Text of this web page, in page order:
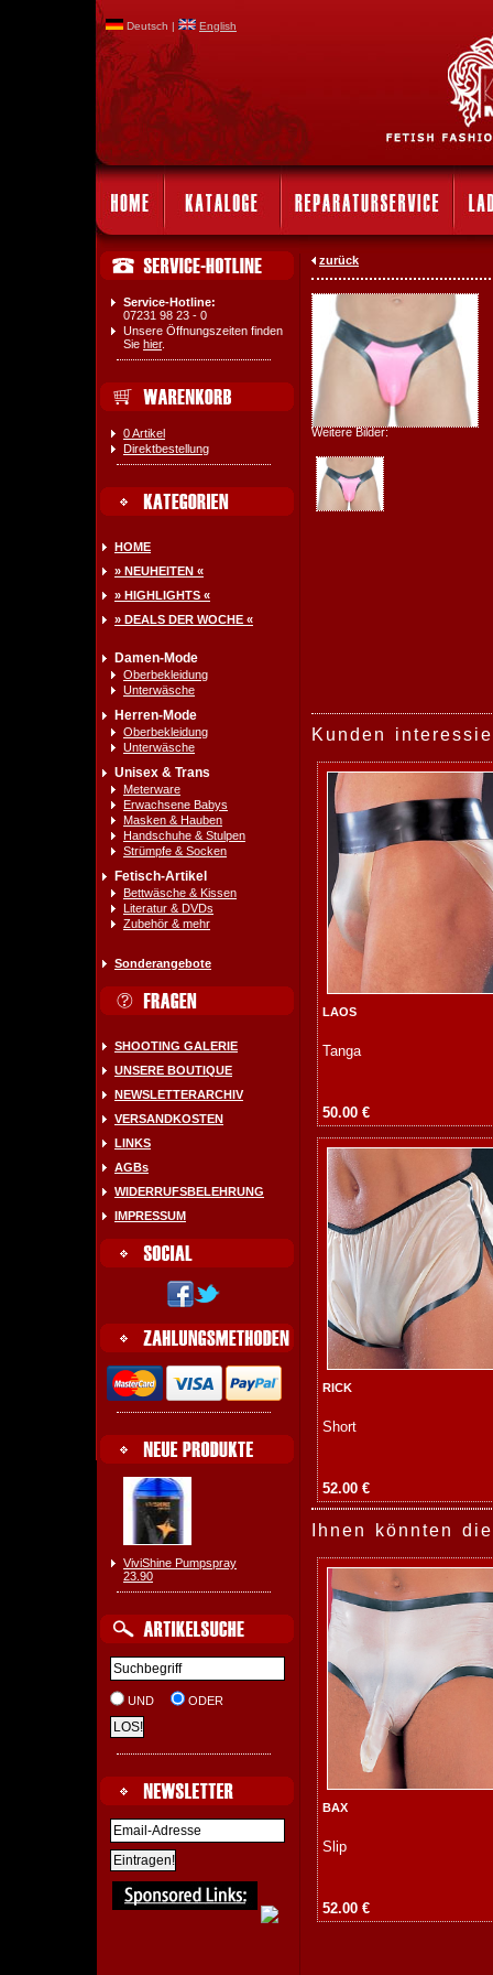
Deutsch | English
Service-Hotline:
07231 98 23 - 0
Unsere Öffnungszeiten finden
Sie hier.
0 Artikel
Direktbestellung
HOME
» NEUHEITEN «
» HIGHLIGHTS «
» DEALS DER WOCHE «
Damen-Mode
Oberbekleidung
Unterwäsche
Herren-Mode
Oberbekleidung
Unterwäsche
Unisex & Trans
Meterware
Erwachsene Babys
Masken & Hauben
Handschuhe & Stulpen
Strümpfe & Socken
Fetisch-Artikel
Bettwäsche & Kissen
Literatur & DVDs
Zubehör & mehr
Sonderangebote
SHOOTING GALERIE
UNSERE BOUTIQUE
NEWSLETTERARCHIV
VERSANDKOSTEN
LINKS
AGBs
WIDERRUFSBELEHRUNG
IMPRESSUM
ViviShine Pumpspray
23.90
UND ODER
zurück
Weitere Bilder:
Kunden
LAOS
Tanga
50.00 €
RICK
Short
52.00 €
Ihnen könnten
BAX
Slip
52.00 €